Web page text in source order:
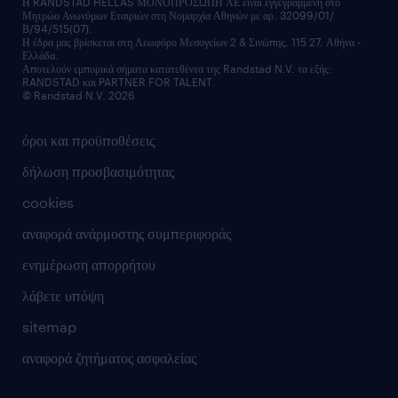
υπηρεσίες redeployment
workforce insights
επικοινώνησε μαζί μας
επικοινώνησε μαζί μας
όροι και προϋποθέσεις
δήλωση προσβασιμότητας
cookies
αναφορά ανάρμοστης συμπεριφοράς
ενημέρωση απορρήτου
λάβετε υπόψη
sitemap
αναφορά ζητήματος ασφαλείας
Μητρώο Ανωνύμων Εταιριών στη Νομαρχία Αθηνών με αρ. 32099/01/
Β/94/515(07).
Η έδρα μας βρίσκεται στη Λεωφόρο Μεσογείων 2 & Σινώπης, 115 27, Αθήνα -
Ελλάδα.
Αποτελούν εμπορικά σήματα κατατεθέντα της Randstad N.V. τα εξής:
RANDSTAD και PARTNER FOR TALENT.
© Randstad N.V. 2026